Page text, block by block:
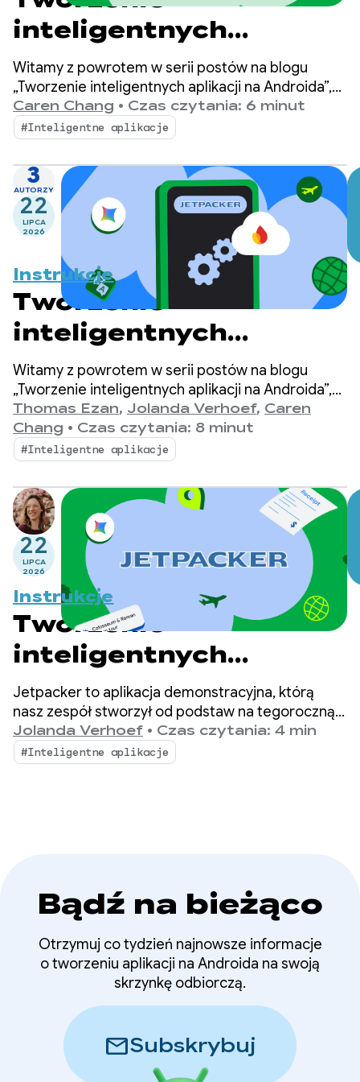
inteligentnych
aplikacji na Androida:
wnioskowanie na
urządzeniu
Witamy z powrotem w serii postów na blogu
„Tworzenie inteligentnych aplikacji na Androida”,
w której przekształcamy podstawową aplikację na
Androida w spersonalizowane, inteligentne
i autonomiczne środowisko. W poprzednim poście
przedstawiliśmy Jetpackera, czyli aplikację w
wersji demonstracyjnej, której będziemy używać
w tej serii.
Caren Chang • Czas czytania: 6 minut
#Inteligentne aplikacje
3
AUTORZY
22
LIPCA
2026
Instrukcje
Tworzenie
inteligentnych
aplikacji na Androida:
wnioskowanie
w chmurze
i hybrydowe
Witamy z powrotem w serii postów na blogu
„Tworzenie inteligentnych aplikacji na Androida”,
w której przekształcamy podstawową aplikację na
Androida w spersonalizowane, inteligentne
i autonomiczne środowisko.
Thomas Ezan, Jolanda Verhoef, Caren
Chang • Czas czytania: 8 minut
#Inteligentne aplikacje
22
LIPCA
2026
Instrukcje
Tworzenie
inteligentnych
aplikacji na Androida:
wprowadzenie do
Jetpackera
Jetpacker to aplikacja demonstracyjna, którą
nasz zespół stworzył od podstaw na tegoroczną
konferencję Google I/O (została zbudowana przy
użyciu Antigravity). Jetpacker pomaga
użytkownikom planować, odkrywać i cieszyć się
Jolanda Verhoef • Czas czytania: 4 min
#Inteligentne aplikacje
Bądź na bieżąco
Otrzymuj co tydzień najnowsze informacje
o tworzeniu aplikacji na Androida na swoją
skrzynkę odbiorczą.
mailSubskrybuj